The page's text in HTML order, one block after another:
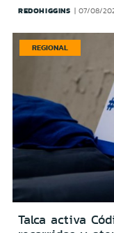
REDOHIGGINS 07/08/
REGIONAL
Talca activa